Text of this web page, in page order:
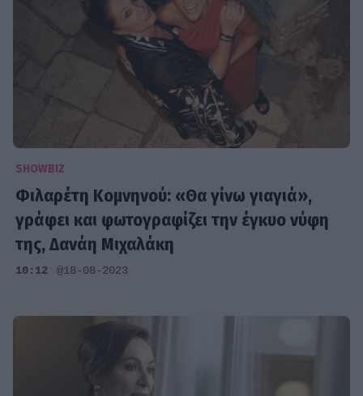
SHOWBIZ
Φιλαρέτη Κομνηνού: «Θα γίνω γιαγιά»,
γράφει και φωτογραφίζει την έγκυο νύφη
της, Δανάη Μιχαλάκη
10:12 @18-08-2023